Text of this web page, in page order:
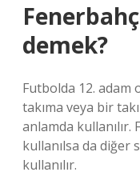
demek?
Futbolda 12.
takıma veya bir
anlamda
kullanılsa da diğer
kullanılır.